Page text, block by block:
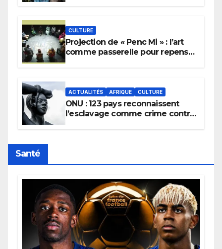
CULTURE
Projection de « Penc Mi » : l’art
comme passerelle pour repenser
ACTUALITÉS AFRIQUE CULTURE
ONU : 123 pays reconnaissent
l’esclavage comme crime contre
Santé